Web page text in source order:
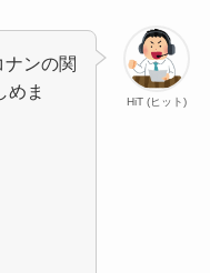
HiT (ヒット)
ンの関
めま